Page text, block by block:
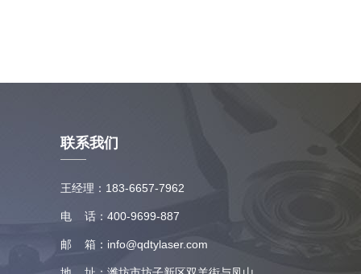
联系我们
王经理：183-6657-7962
电 话：400-9699-887
邮 箱：info@qdtylaser.com